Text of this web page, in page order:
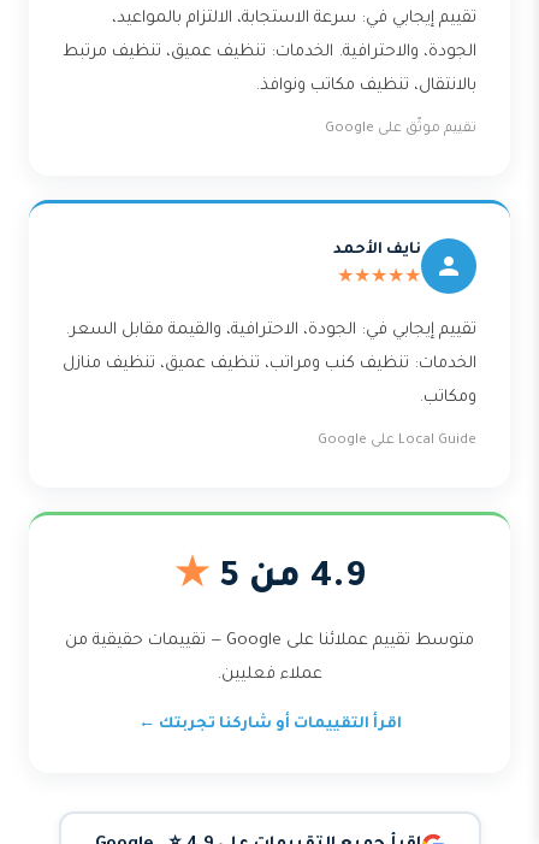
تقييم إيجابي في: سرعة الاستجابة، الالتزام بالمواعيد،
الجودة، والاحترافية. الخدمات: تنظيف عميق، تنظيف مرتبط
بالانتقال، تنظيف مكاتب ونوافذ.
تقييم موثّق على Google
نايف الأحمد
★★★★★
تقييم إيجابي في: الجودة، الاحترافية، والقيمة مقابل السعر.
الخدمات: تنظيف كنب ومراتب، تنظيف عميق، تنظيف منازل
ومكاتب.
Local Guide على Google
4.9 من 5 ★
متوسط تقييم عملائنا على Google — تقييمات حقيقية من
عملاء فعليين.
اقرأ التقييمات أو شاركنا تجربتك ←